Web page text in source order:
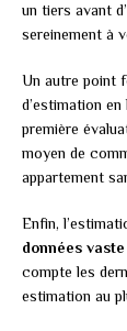
un tiers avant
sereinement à
Un autre point
d’estimation
première
moyen de
appartement
Enfin,
données
compte les
estimation au